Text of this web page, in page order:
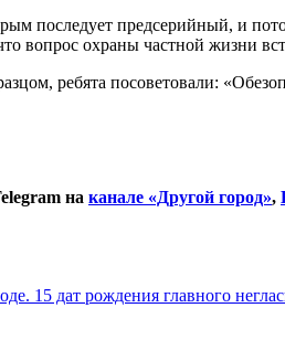
последует предсерийный, и
вопрос охраны частной жизни
ребята посоветовали:
на канале «Другой город»,
15 дат рождения главного